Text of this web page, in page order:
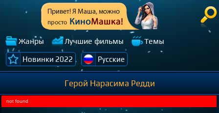
Жанры Лучшие фильмы Темы
Новинки 2022 Русские
Герой Нарасима Редди
not found